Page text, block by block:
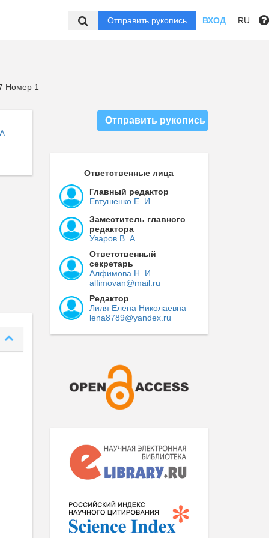
Отправить рукопись ВХОД RU
Номер 1
Отправить рукопись
Ответственные лица
Главный редактор
Евтушенко Е. И.
Заместитель главного
редактора
Уваров В. А.
Ответственный
секретарь
Алфимова Н. И.
alfimovan@mail.ru
Редактор
Лиля Елена Николаевна
lena8789@yandex.ru